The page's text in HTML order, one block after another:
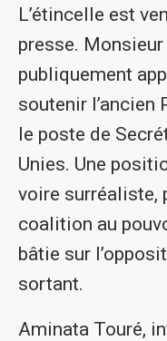
L’étincelle est
presse.
publiquement
soutenir l’ancien
le poste de
Unies. Une
voire surréaliste,
coalition au
bâtie sur
sortant.
Aminata Touré,